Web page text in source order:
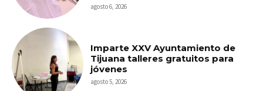
agosto 6, 2026
Imparte XXV Ayuntamiento de
Tijuana talleres gratuitos para
jóvenes
agosto 5, 2026